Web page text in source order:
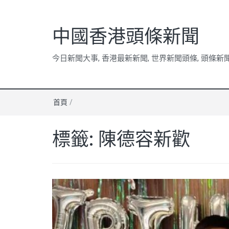
中國香港頭條新聞
今日新聞大事, 香港最新新聞, 世界新聞頭條, 頭條新
首頁 /
標籤: 陳德容新歡